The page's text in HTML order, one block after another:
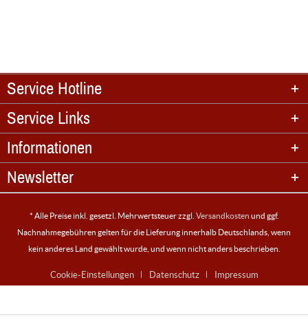
Service Hotline
Service Links
Informationen
Newsletter
* Alle Preise inkl. gesetzl. Mehrwertsteuer zzgl. Versandkosten und ggf.
Nachnahmegebühren gelten für die Lieferung innerhalb Deutschlands, wenn
kein anderes Land gewählt wurde, und wenn nicht anders beschrieben.
Cookie-Einstellungen Datenschutz Impressum